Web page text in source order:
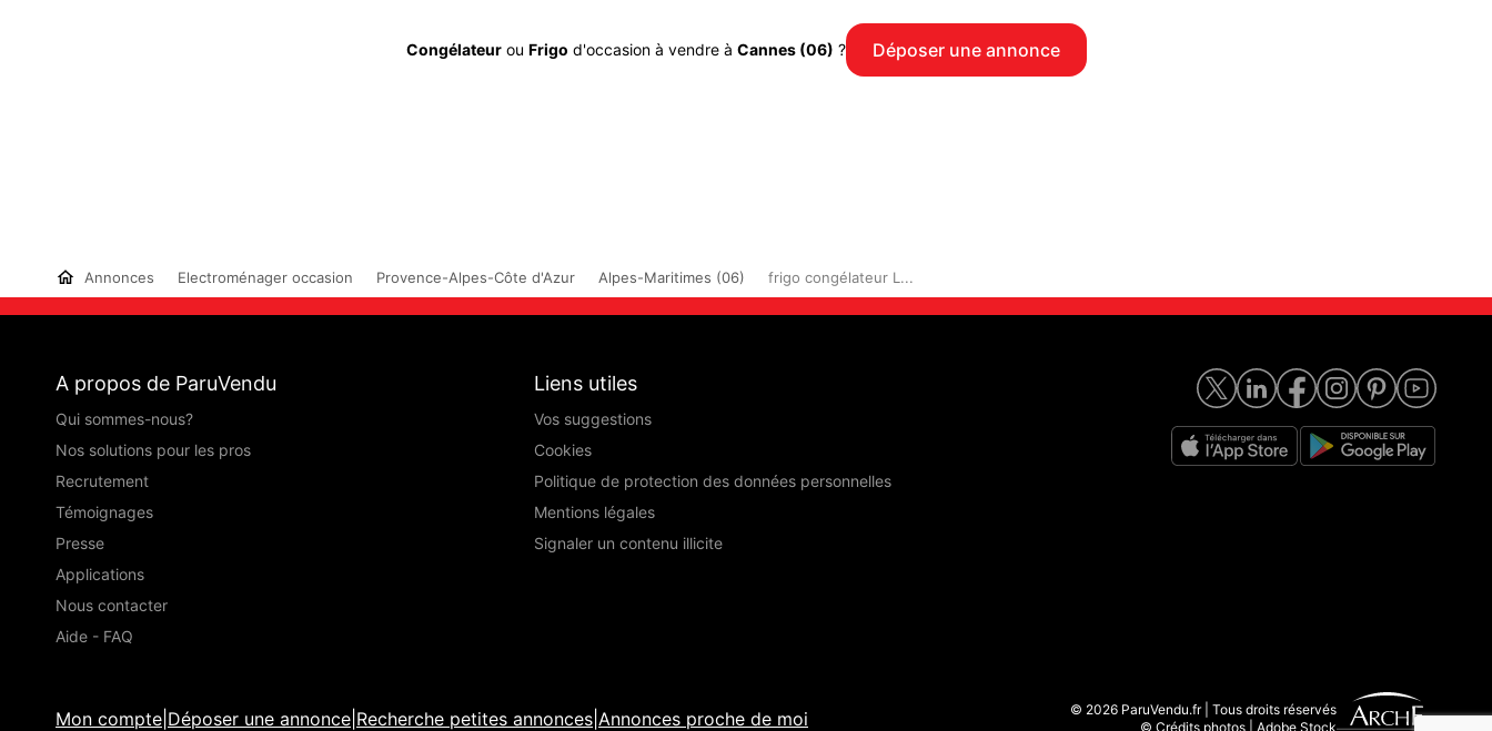
Congélateurou Frigo d'occasion à vendre à Cannes (06) ? Déposer une annonce
Annonces Electroménager occasion Provence-Alpes-Côte d'Azur Alpes-Maritimes (06) frigo congélateur L...
A propos de ParuVendu
Qui sommes-nous?
Nos solutions pour les pros
Recrutement
Témoignages
Presse
Applications
Nous contacter
Aide - FAQ
Liens utiles
Vos suggestions
Cookies
Politique de protection des données personnelles
Mentions légales
Signaler un contenu illicite
Mon compte Déposer une annonce Recherche petites annonces Annonces proche de moi
© 2026 ParuVendu.fr | Tous droits réservés
© Crédits photos | Adobe Stock